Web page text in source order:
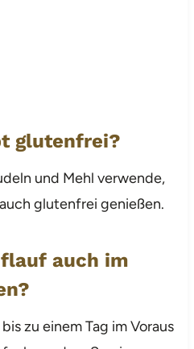
glutenfrei?
und Mehl verwende,
glutenfrei genießen.
auch im
zu einem Tag im Voraus